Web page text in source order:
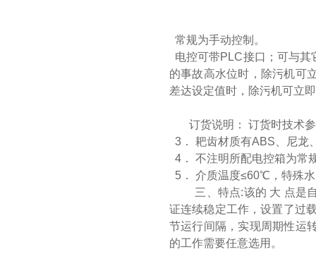
常规为手动控制。
电控可带PLC接口；可与其
的事故高水位时，除污机可
差达设定值时，除污机可立
订货说明： 订货时技术
3． 耙齿材质有ABS、尼龙
4． 不注明所配电控箱为常
5． 介质温度≤60℃，特殊
三、特点:该的 大 点是
证连续稳定工作，设置了过
节运行间隔，实现周期性运
的工作需要任意选用。